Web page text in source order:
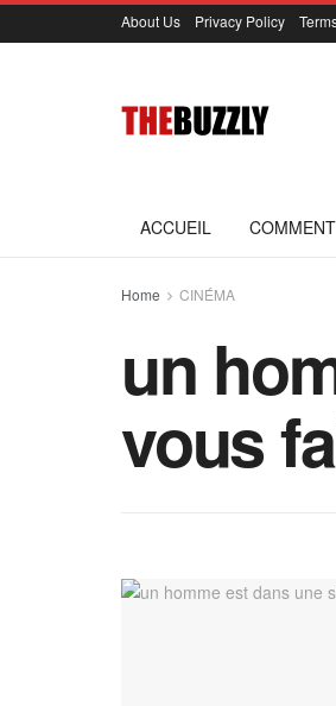
About Us Privacy Policy
ACCUEIL
Home CINÉMA
un
vous